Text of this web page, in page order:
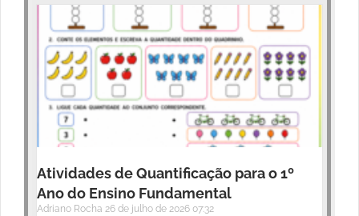
Atividades de Quantificação para o 1º
Ano do Ensino Fundamental
Adriano Rocha 26 de julho de 2026 07:32